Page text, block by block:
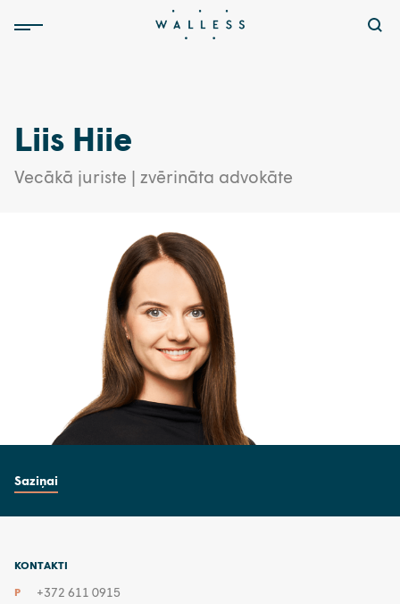
Liis Hiie
Vecākā juriste | zvērināta advokāte
Saziņai
KONTAKTI
P
+372 611 0915